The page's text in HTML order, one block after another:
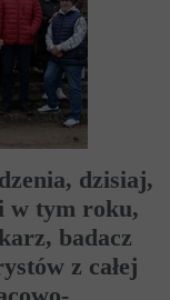
dzisiaj,
w tym roku,
badacz
z całej